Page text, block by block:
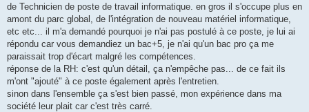
de Technicien de poste de travail informatique. en gros il s'occupe plus en
amont du parc global, de l'intégration de nouveau matériel informatique,
etc etc... il m'a demandé pourquoi je n'ai pas postulé à ce poste, je lui ai
répondu car vous demandiez un bac+5, je n'ai qu'un bac pro ça me
paraissait trop d'écart malgré les compétences.
réponse de la RH: c'est qu'un détail, ça n'empêche pas... de ce fait ils
m'ont "ajouté" à ce poste également après l'entretien.
sinon dans l'ensemble ça s'est bien passé, mon expérience dans ma
société leur plait car c'est très carré.